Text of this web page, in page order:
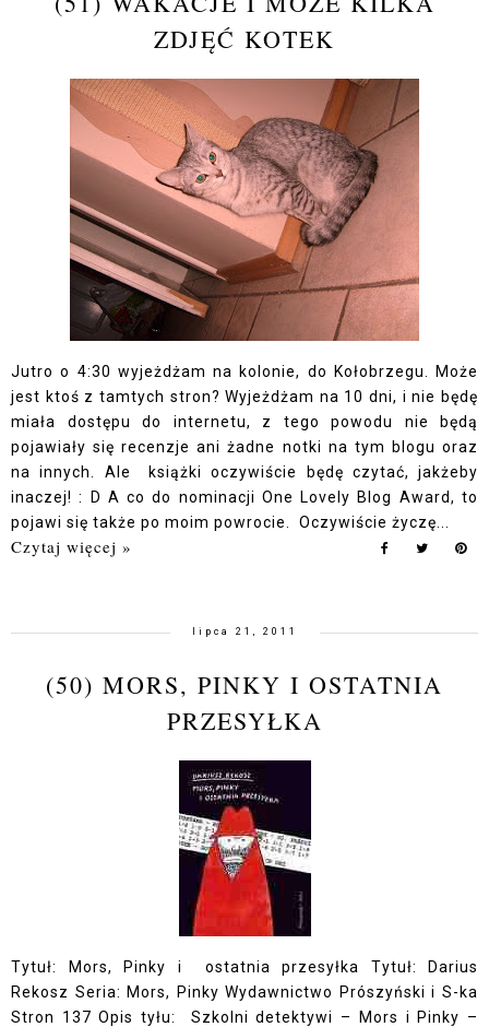
ZDJĘĆ KOTEK
Jutro o 4:30 wyjeżdżam na kolonie, do Kołobrzegu. Może
jest ktoś z tamtych stron? Wyjeżdżam na 10 dni, i nie będę
miała dostępu do internetu, z tego powodu nie będą
pojawiały się recenzje ani żadne notki na tym blogu oraz
na innych. Ale książki oczywiście będę czytać, jakżeby
inaczej! : D A co do nominacji One Lovely Blog Award, to
pojawi się także po moim powrocie. Oczywiście życzę...
Czytaj więcej »
lipca 21, 2011
(50) MORS, PINKY I OSTATNIA
PRZESYŁKA
Tytuł: Mors, Pinky i ostatnia przesyłka Tytuł: Darius
Rekosz Seria: Mors, Pinky Wydawnictwo Prószyński i S-ka
Stron 137 Opis tyłu: Szkolni detektywi – Mors i Pinky –